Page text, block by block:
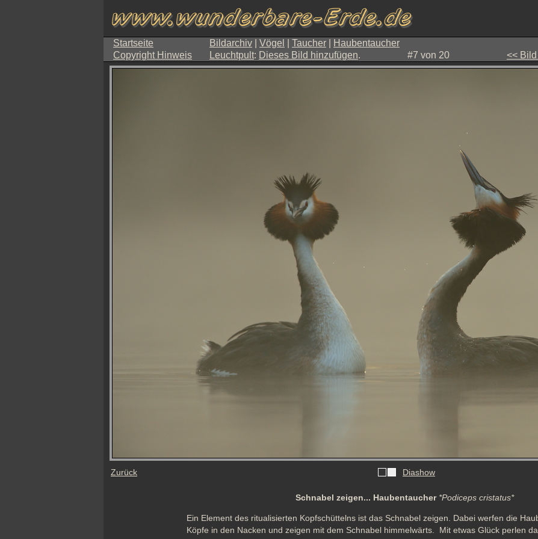
Startseite Bildarchiv Vögel Taucher Haubentaucher
Copyright Hinweis Leuchtpult: Dieses Bild hinzufügen. #7 von 20 <<
Zurück Diashow
Schnabel zeigen... Haubentaucher *Podiceps cristatus*
Ein Element des ritualisierten Kopfschüttelns ist das Schnabel zeigen. Dabei werfen die
Köpfe in den Nacken und zeigen mit dem Schnabel himmelwärts.  Mit etwas Glück perlen